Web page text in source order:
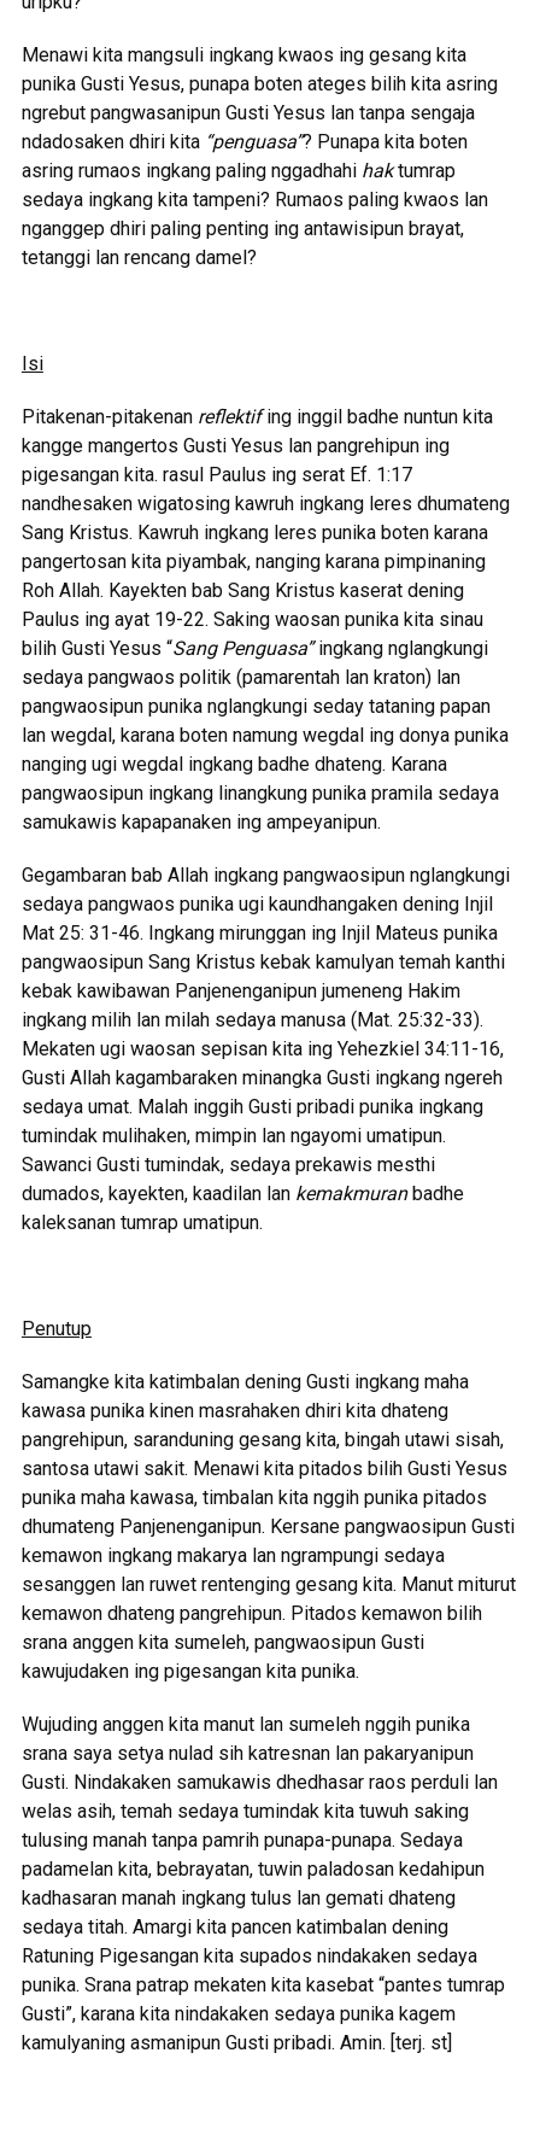
Menawi kita mangsuli ingkang kwaos ing gesang kita
punika Gusti Yesus, punapa boten ateges bilih kita asring
ngrebut pangwasanipun Gusti Yesus lan tanpa sengaja
ndadosaken dhiri kita “penguasa”? Punapa kita boten
asring rumaos ingkang paling nggadhahi haktumrap
sedaya ingkang kita tampeni? Rumaos paling kwaos lan
nganggep dhiri paling penting ing antawisipun brayat,
tetanggi lan rencang damel?
Isi
Pitakenan-pitakenan reflektifing inggil badhe nuntun kita
kangge mangertos Gusti Yesus lan pangrehipun ing
pigesangan kita. rasul Paulus ing serat Ef. 1:17
nandhesaken wigatosing kawruh ingkang leres dhumateng
Sang Kristus. Kawruh ingkang leres punika boten karana
pangertosan kita piyambak, nanging karana pimpinaning
Roh Allah. Kayekten bab Sang Kristus kaserat dening
Paulus ing ayat 19-22. Saking waosan punika kita sinau
bilih Gusti Yesus “Sang Penguasa”ingkang nglangkungi
sedaya pangwaos politik (pamarentah lan kraton) lan
pangwaosipun punika nglangkungi seday tataning papan
lan wegdal, karana boten namung wegdal ing donya punika
nanging ugi wegdal ingkang badhe dhateng. Karana
pangwaosipun ingkang linangkung punika pramila sedaya
samukawis kapapanaken ing ampeyanipun.
Gegambaran bab Allah ingkang pangwaosipun nglangkungi
sedaya pangwaos punika ugi kaundhangaken dening Injil
Mat 25: 31-46. Ingkang mirunggan ing Injil Mateus punika
pangwaosipun Sang Kristus kebak kamulyan temah kanthi
kebak kawibawan Panjenenganipun jumeneng Hakim
ingkang milih lan milah sedaya manusa (Mat. 25:32-33).
Mekaten ugi waosan sepisan kita ing Yehezkiel 34:11-16,
Gusti Allah kagambaraken minangka Gusti ingkang ngereh
sedaya umat. Malah inggih Gusti pribadi punika ingkang
tumindak mulihaken, mimpin lan ngayomi umatipun.
Sawanci Gusti tumindak, sedaya prekawis mesthi
dumados, kayekten, kaadilan lan kemakmuranbadhe
kaleksanan tumrap umatipun.
Penutup
Samangke kita katimbalan dening Gusti ingkang maha
kawasa punika kinen masrahaken dhiri kita dhateng
pangrehipun, saranduning gesang kita, bingah utawi sisah,
santosa utawi sakit. Menawi kita pitados bilih Gusti Yesus
punika maha kawasa, timbalan kita nggih punika pitados
dhumateng Panjenenganipun. Kersane pangwaosipun Gusti
kemawon ingkang makarya lan ngrampungi sedaya
sesanggen lan ruwet rentenging gesang kita. Manut miturut
kemawon dhateng pangrehipun. Pitados kemawon bilih
srana anggen kita sumeleh, pangwaosipun Gusti
kawujudaken ing pigesangan kita punika.
Wujuding anggen kita manut lan sumeleh nggih punika
srana saya setya nulad sih katresnan lan pakaryanipun
Gusti. Nindakaken samukawis dhedhasar raos perduli lan
welas asih, temah sedaya tumindak kita tuwuh saking
tulusing manah tanpa pamrih punapa-punapa. Sedaya
padamelan kita, bebrayatan, tuwin paladosan kedahipun
kadhasaran manah ingkang tulus lan gemati dhateng
sedaya titah. Amargi kita pancen katimbalan dening
Ratuning Pigesangan kita supados nindakaken sedaya
punika. Srana patrap mekaten kita kasebat “pantes tumrap
Gusti”, karana kita nindakaken sedaya punika kagem
kamulyaning asmanipun Gusti pribadi. Amin. [terj. st]